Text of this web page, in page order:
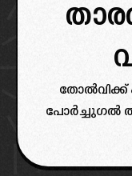
പോർച്ചുഗൽ